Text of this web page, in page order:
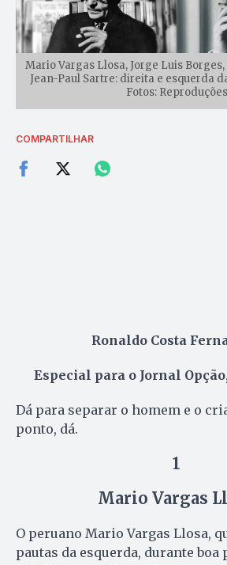
Mario Vargas Llosa, Jorge Luis
Jean-Paul Sartre: direita e esquerda
Fotos: Reproduções
COMPARTILHAR
Ronaldo Costa
Especial para o Jornal
Dá para separar o homem e o
ponto, dá.
1
Mario Vargas
O peruano Mario Vargas Llosa,
pautas da esquerda, durante boa